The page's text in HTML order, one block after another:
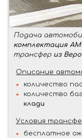
Подача
комплектация
трансфер из
Описание
количество
количество
клади
Условия
бесплатное